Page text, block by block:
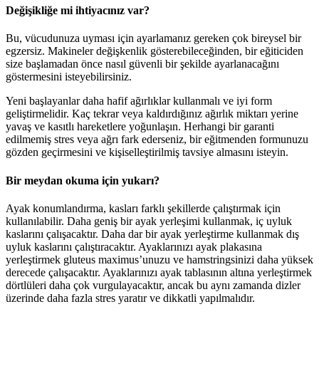
Değişikliğe mi ihtiyacınız var?
Bu, vücudunuza uyması için ayarlamanız gereken çok bireysel bir
egzersiz. Makineler değişkenlik gösterebileceğinden, bir eğiticiden
size başlamadan önce nasıl güvenli bir şekilde ayarlanacağını
göstermesini isteyebilirsiniz.
Yeni başlayanlar daha hafif ağırlıklar kullanmalı ve iyi form
geliştirmelidir. Kaç tekrar veya kaldırdığınız ağırlık miktarı yerine
yavaş ve kasıtlı hareketlere yoğunlaşın. Herhangi bir garanti
edilmemiş stres veya ağrı fark ederseniz, bir eğitmenden formunuzu
gözden geçirmesini ve kişiselleştirilmiş tavsiye almasını isteyin.
Bir meydan okuma için yukarı?
Ayak konumlandırma, kasları farklı şekillerde çalıştırmak için
kullanılabilir. Daha geniş bir ayak yerleşimi kullanmak, iç uyluk
kaslarını çalışacaktır. Daha dar bir ayak yerleştirme kullanmak dış
uyluk kaslarını çalıştıracaktır. Ayaklarınızı ayak plakasına
yerleştirmek gluteus maximus’unuzu ve hamstringsinizi daha yüksek
derecede çalışacaktır. Ayaklarınızı ayak tablasının altına yerleştirmek
dörtlüleri daha çok vurgulayacaktır, ancak bu aynı zamanda dizler
üzerinde daha fazla stres yaratır ve dikkatli yapılmalıdır.